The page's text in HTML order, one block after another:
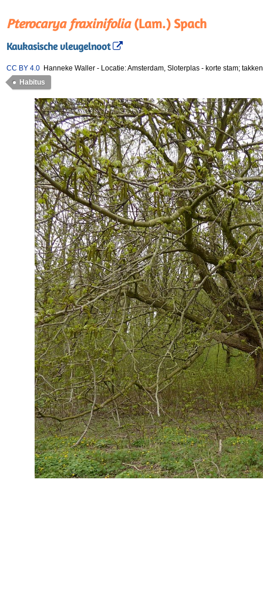
Pterocarya fraxinifolia(Lam.) Spach
Kaukasische vleugelnoot
CC BY 4.0 Hanneke Waller - Locatie: Amsterdam, Sloterplas - korte stam;
Habitus